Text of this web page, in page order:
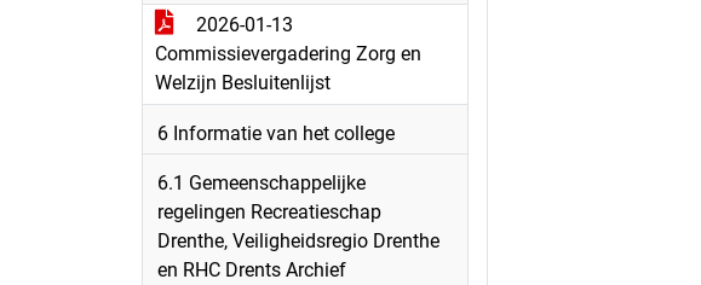
2026-01-13
Commissievergadering Zorg en
Welzijn Besluitenlijst
6 Informatie van het college
6.1 Gemeenschappelijke
regelingen Recreatieschap
Drenthe, Veiligheidsregio Drenthe
en RHC Drents Archief